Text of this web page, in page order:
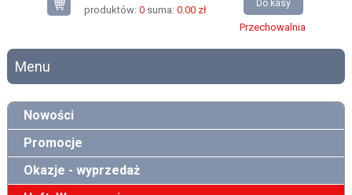
produktów: 0suma: 0.00 zł
Do kasy
Przechowalnia
Menu
Nowości
Promocje
Okazje - wyprzedaż